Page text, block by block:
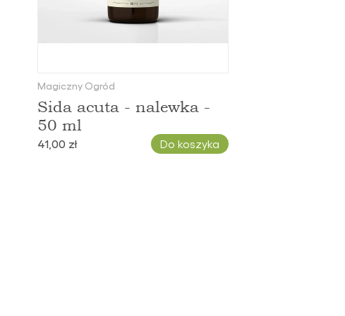
Magiczny Ogród
Sida acuta - nalewka -
50 ml
41,00 zł Do koszyka